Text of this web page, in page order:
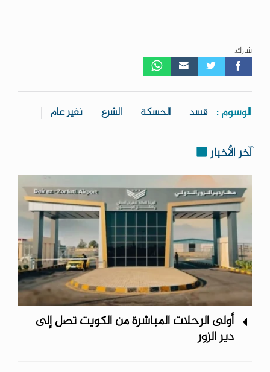
شارك:
الوسوم : قسد الحسكة الشرع نفير عام
آخر الأخبار
أولى الرحلات المباشرة من الكويت تصل إلى
دير الزور